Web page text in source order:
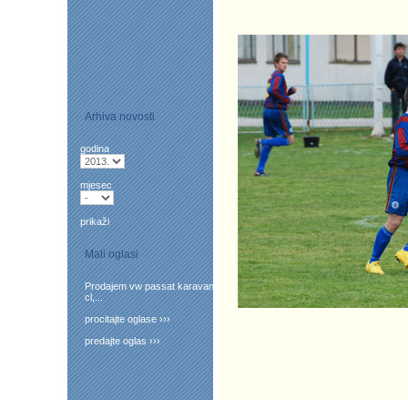
Arhiva novosti
godina
mjesec
prikaži
Mali oglasi
Prodajem vw passat karavan
cl,...
procitajte oglase ›››
predajte oglas ›››